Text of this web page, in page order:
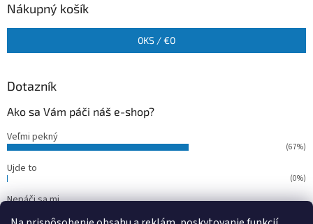
Nákupný košík
0KS /€0
Dotazník
Ako sa Vám páči náš e-shop?
Veľmi pekný
(67%)
Ujde to
(0%)
Nepáči sa mi